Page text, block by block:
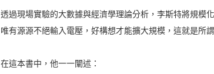
透過現場實驗的大數據與經濟學理論分析，李斯特將規模
唯有源源不絕輸入電壓，好構想才能擴大規模，這就是所
在這本書中，他一一闡述：